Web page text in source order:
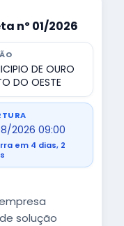
nº 01/2026
DE OURO
DO OESTE
2026 09:00
em 4 dias, 2
solução